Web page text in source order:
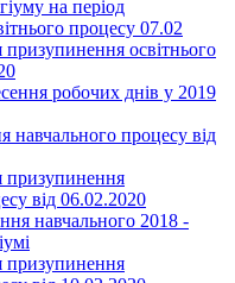
на період
процесу 07.02
освітнього
робочих днів у 2019
навчального процесу від
від 06.02.2020
навчального 2018 -